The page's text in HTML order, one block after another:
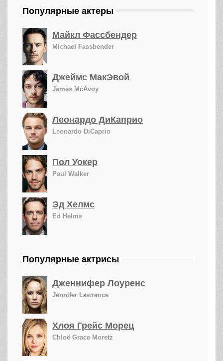
Популярные актеры
Майкл Фассбендер
Michael Fassbender
Джеймс МакЭвой
James McAvoy
Леонардо ДиКаприо
Leonardo DiCaprio
Пол Уокер
Paul Walker
Эд Хелмс
Ed Helms
Популярные актрисы
Дженнифер Лоуренс
Jennifer Lawrence
Хлоя Грейс Морец
Chloë Grace Moretz